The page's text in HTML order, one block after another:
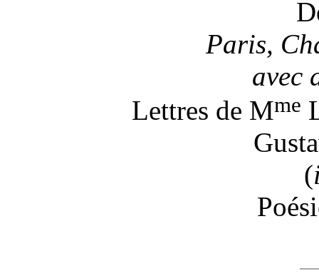
Paris,
avec
Lettres de Mme
(